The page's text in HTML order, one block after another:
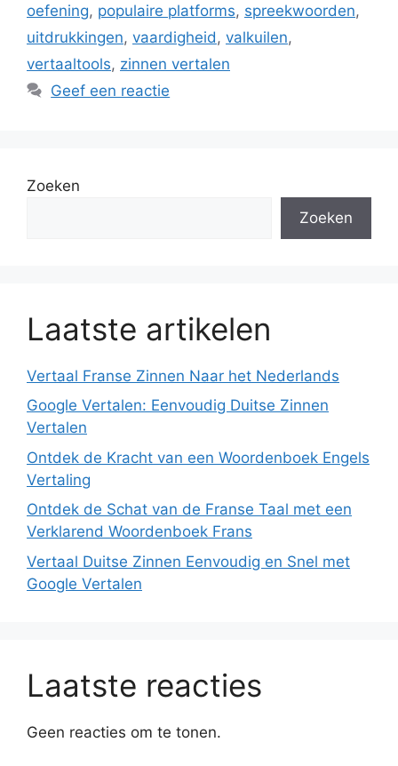
oefening, populaire platforms, spreekwoorden,
uitdrukkingen, vaardigheid , valkuilen,
vertaaltools, zinnen vertalen
Geef een reactie
Zoeken
Zoeken
Laatste artikelen
Vertaal Franse Zinnen Naar het Nederlands
Google Vertalen: Eenvoudig Duitse Zinnen
Vertalen
Ontdek de Kracht van een Woordenboek Engels
Vertaling
Ontdek de Schat van de Franse Taal met een
Verklarend Woordenboek Frans
Vertaal Duitse Zinnen Eenvoudig en Snel met
Google Vertalen
Laatste reacties
Geen reacties om te tonen.